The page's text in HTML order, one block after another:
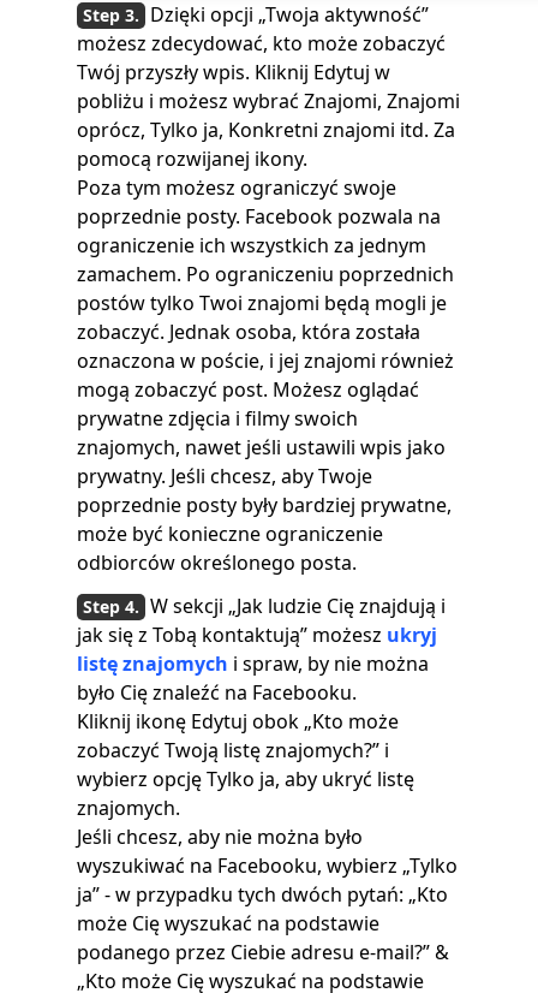
Dzięki opcji „Twoja aktywność”
możesz zdecydować, kto może zobaczyć
Twój przyszły wpis. Kliknij Edytuj w
pobliżu i możesz wybrać Znajomi, Znajomi
oprócz, Tylko ja, Konkretni znajomi itd. Za
pomocą rozwijanej ikony.
Poza tym możesz ograniczyć swoje
poprzednie posty. Facebook pozwala na
ograniczenie ich wszystkich za jednym
zamachem. Po ograniczeniu poprzednich
postów tylko Twoi znajomi będą mogli je
zobaczyć. Jednak osoba, która została
oznaczona w poście, i jej znajomi również
mogą zobaczyć post. Możesz oglądać
prywatne zdjęcia i filmy swoich
znajomych, nawet jeśli ustawili wpis jako
prywatny. Jeśli chcesz, aby Twoje
poprzednie posty były bardziej prywatne,
może być konieczne ograniczenie
odbiorców określonego posta.
W sekcji „Jak ludzie Cię znajdują i
jak się z Tobą kontaktują” możesz ukryj
listę znajomych i spraw, by nie można
było Cię znaleźć na Facebooku.
Kliknij ikonę Edytuj obok „Kto może
zobaczyć Twoją listę znajomych?” i
wybierz opcję Tylko ja, aby ukryć listę
znajomych.
Jeśli chcesz, aby nie można było
wyszukiwać na Facebooku, wybierz „Tylko
ja” - w przypadku tych dwóch pytań: „Kto
może Cię wyszukać na podstawie
podanego przez Ciebie adresu e-mail?” &
„Kto może Cię wyszukać na podstawie